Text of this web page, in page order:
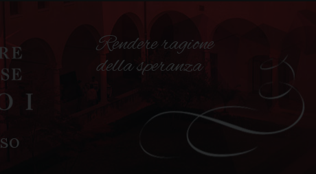
Rendere ragione
della speranza